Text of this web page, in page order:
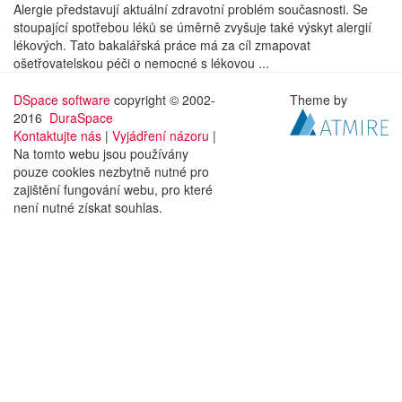
Alergie představují aktuální zdravotní problém současnosti. Se
stoupající spotřebou léků se úměrně zvyšuje také výskyt alergií
lékových. Tato bakalářská práce má za cíl zmapovat
ošetřovatelskou péči o nemocné s lékovou ...
DSpace software copyright © 2002-
2016 DuraSpace
Kontaktujte nás | Vyjádření názoru |
Na tomto webu jsou používány
pouze cookies nezbytně nutné pro
zajištění fungování webu, pro které
není nutné získat souhlas.
Theme by